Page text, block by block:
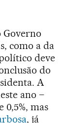
Governo
como a da
deve
do
A
ano –
mas
, já